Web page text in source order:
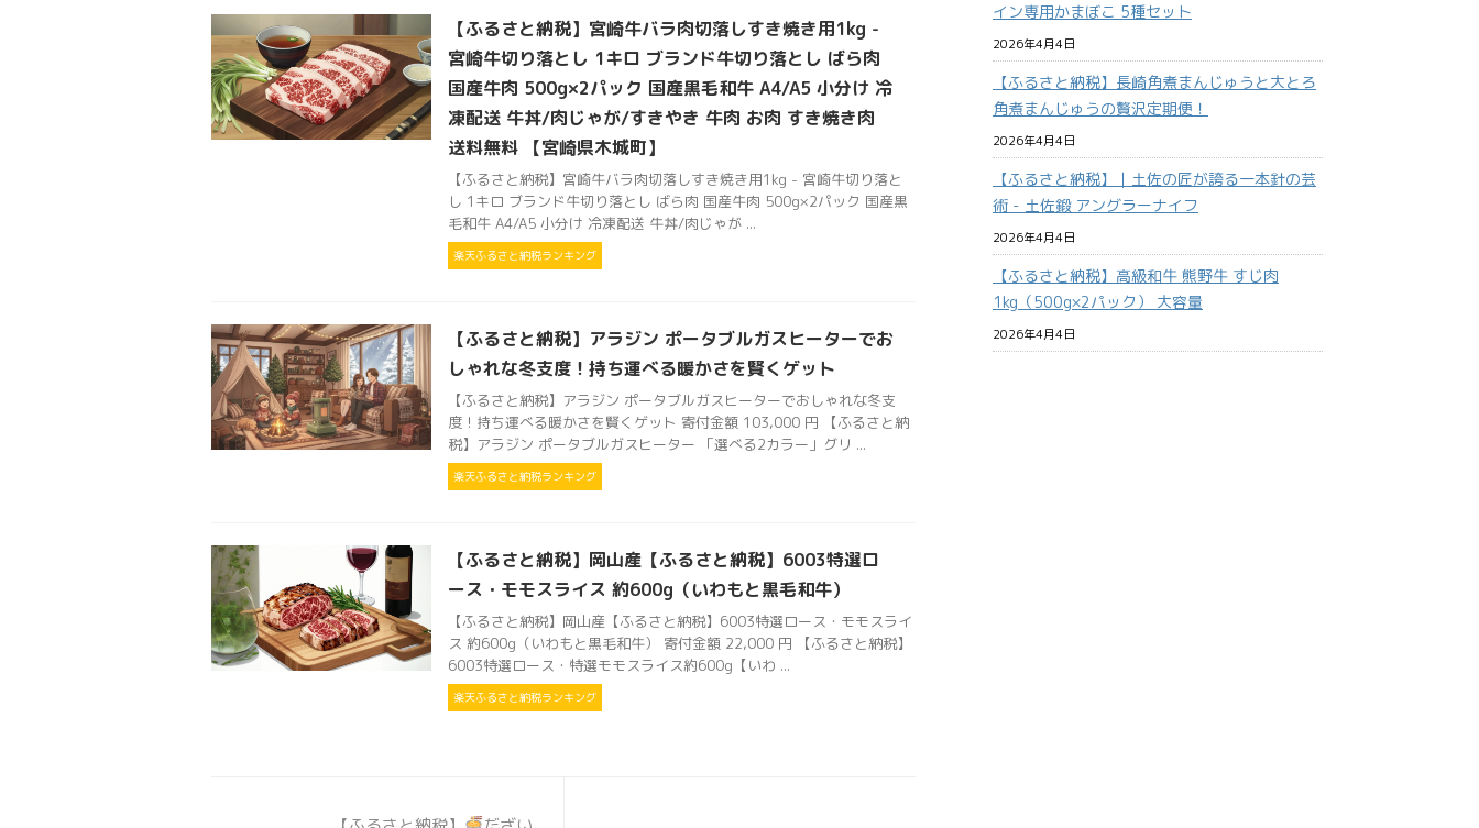
【ふるさと納税】宮崎牛バラ肉切落しすき焼き用1kg -
宮崎牛切り落とし 1キロ ブランド牛切り落とし ばら肉
国産牛肉 500g×2パック 国産黒毛和牛 A4/A5 小分け 冷
凍配送 牛丼/肉じゃが/すきやき 牛肉 お肉 すき焼き肉
送料無料 【宮崎県木城町】
【ふるさと納税】宮崎牛バラ肉切落しすき焼き用1kg - 宮崎牛切り落と
し 1キロ ブランド牛切り落とし ばら肉 国産牛肉 500g×2パック 国産黒
毛和牛 A4/A5 小分け 冷凍配送 牛丼/肉じゃが ...
楽天ふるさと納税ランキング
【ふるさと納税】アラジン ポータブルガスヒーターでお
しゃれな冬支度！持ち運べる暖かさを賢くゲット
【ふるさと納税】アラジン ポータブルガスヒーターでおしゃれな冬支
度！持ち運べる暖かさを賢くゲット 寄付金額 103,000 円 【ふるさと納
税】アラジン ポータブルガスヒーター 「選べる2カラー」グリ ...
楽天ふるさと納税ランキング
【ふるさと納税】岡山産【ふるさと納税】6003特選ロ
ース・モモスライス 約600g（いわもと黒毛和牛）
【ふるさと納税】岡山産【ふるさと納税】6003特選ロース・モモスライ
ス 約600g（いわもと黒毛和牛） 寄付金額 22,000 円 【ふるさと納税】
6003特選ロース・特選モモスライス約600g【いわ ...
楽天ふるさと納税ランキング
イン専用かまぼこ 5種セット
2026年4月4日
【ふるさと納税】長崎角煮まんじゅうと大とろ
角煮まんじゅうの贅沢定期便！
2026年4月4日
【ふるさと納税】｜土佐の匠が誇る一本針の芸
術 - 土佐鍛 アングラーナイフ
2026年4月4日
【ふるさと納税】高級和牛 熊野牛 すじ肉
1kg（500g×2パック） 大容量
2026年4月4日